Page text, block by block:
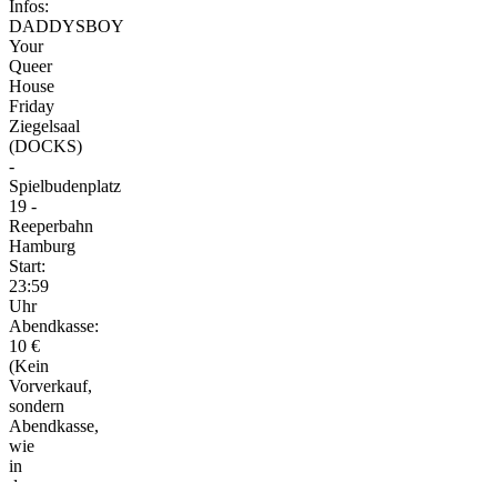
Infos:
DADDYSBOY
Your
Queer
House
Friday
Ziegelsaal
(DOCKS)
-
Spielbudenplatz
19 -
Reeperbahn
Hamburg
Start:
23:59
Uhr
Abendkasse:
10 €
(Kein
Vorverkauf,
sondern
Abendkasse,
wie
in